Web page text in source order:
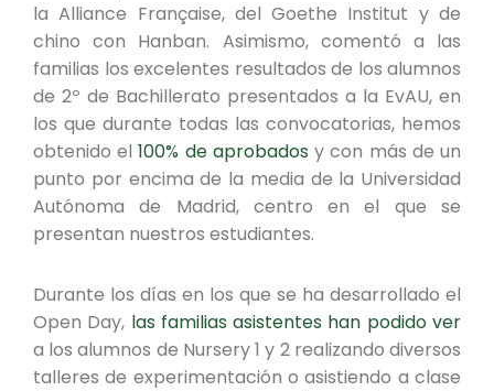
la Alliance Française, del Goethe Institut y de
chino con Hanban. Asimismo, comentó a las
familias los excelentes resultados de los alumnos
de 2º de Bachillerato presentados a la EvAU, en
los que durante todas las convocatorias, hemos
obtenido el100% de aprobados y con más de un
punto por encima de la media de la Universidad
Autónoma de Madrid, centro en el que se
presentan nuestros estudiantes.
Durante los días en los que se ha desarrollado el
Open Day, las familias asistentes han podido ver
a los alumnos de Nursery 1 y 2 realizando diversos
talleres de experimentación o asistiendo a clase